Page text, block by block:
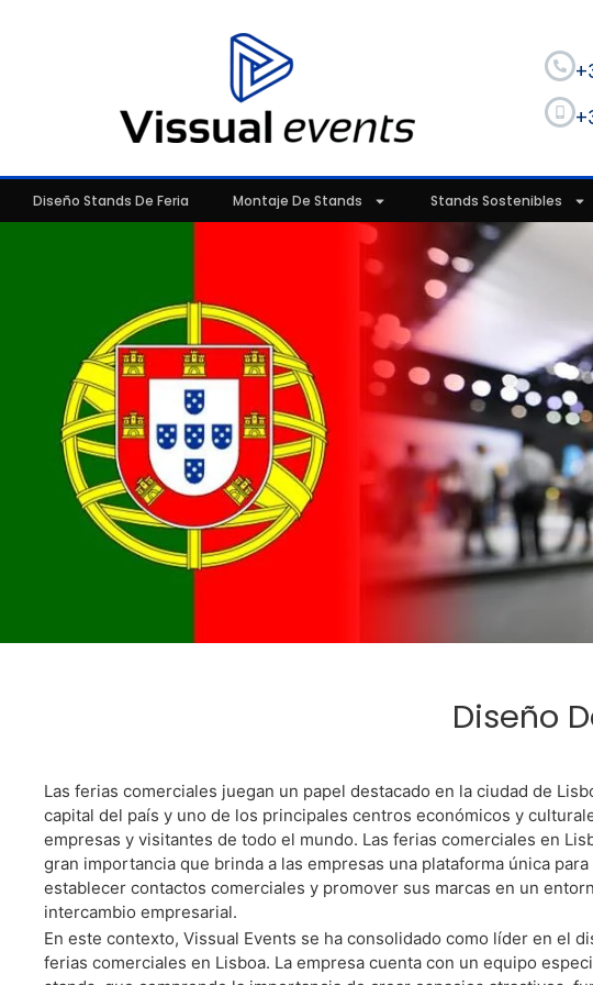
Diseño Stands De Feria Montaje De Stands Stands Sostenibles
Somos La Mejor
Diseño
Las ferias comerciales juegan un papel destacado en la ciudad de
capital del país y uno de los principales centros económicos y
empresas y visitantes de todo el mundo. Las ferias comerciales en
gran importancia que brinda a las empresas una plataforma única
establecer contactos comerciales y promover sus marcas en un
intercambio empresarial.
En este contexto, Vissual Events se ha consolidado como líder en el
ferias comerciales en Lisboa. La empresa cuenta con un equipo